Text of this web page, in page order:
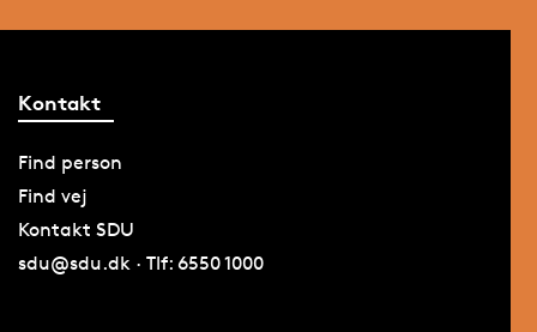
Kontakt
Find person
Find vej
Kontakt SDU
sdu@sdu.dk · Tlf: 6550 1000